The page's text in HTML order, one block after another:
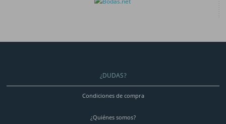
¿DUDAS?
Condiciones de compra
¿Quiénes somos?